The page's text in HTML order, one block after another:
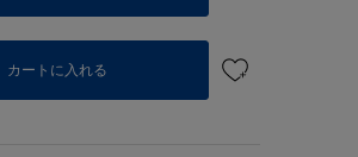
カートに入れる